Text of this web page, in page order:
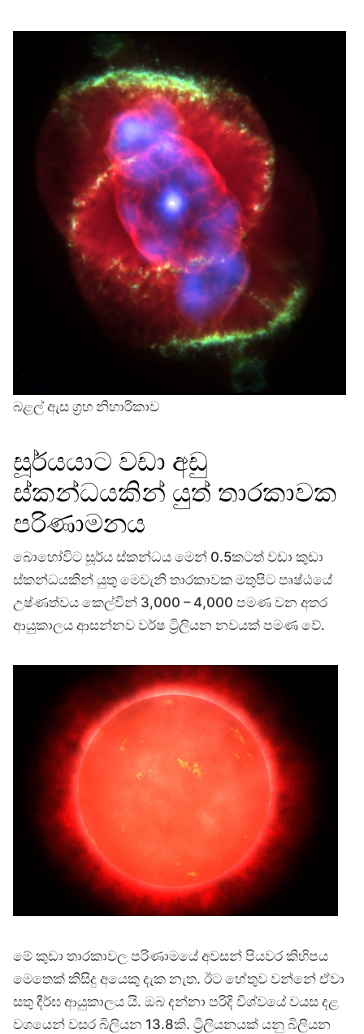
බළල් ඇස ග්‍රහ නිහාරිකාව
සූර්යයාට වඩා අඩු
ස්කන්ධයකින් යුත් තාරකාවක
පරිණාමනය
බොහෝවිට සූර්ය ස්කන්ධය මෙන් 0.5කටත් වඩා කුඩා
ස්කන්ධයකින් යුතු මෙවැනි තාරකාවක මතුපිට පෘෂ්ඨයේ
උෂ්ණත්වය කෙල්වින් 3,000 – 4,000 පමණ වන අතර
ආයුකාලය ආසන්නව වර්ෂ ට්‍රිලියන නවයක් පමණ වේ.
මේ කුඩා තාරකාවල පරිණාමයේ අවසන් පියවර කිහිපය
මෙතෙක් කිසිදු අයෙකු දැක නැත. ඊට හේතුව වන්නේ ඒවා
සතු දීර්ඝ ආයුකාලය යි. ඔබ දන්නා පරිදි විශ්වයේ වයස දළ
වශයෙන් වසර බිලියන 13.8කි. ට්‍රිලියනයක් යනු බිලියන